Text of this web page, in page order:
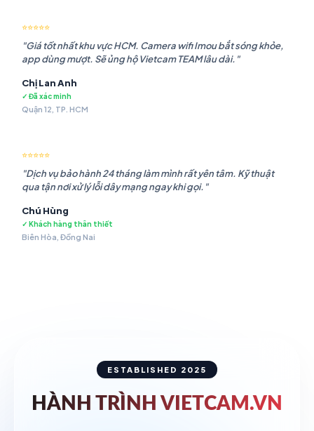
⭐⭐⭐⭐⭐
"Giá tốt nhất khu vực HCM. Camera wifi Imou bắt sóng khỏe,
app dùng mượt. Sẽ ủng hộ Vietcam TEAM lâu dài."
Chị Lan Anh
✓ Đã xác minh
Quận 12, TP. HCM
⭐⭐⭐⭐⭐
"Dịch vụ bảo hành 24 tháng làm mình rất yên tâm. Kỹ thuật
qua tận nơi xử lý lỗi dây mạng ngay khi gọi."
Chú Hùng
✓ Khách hàng thân thiết
Biên Hòa, Đồng Nai
ESTABLISHED 2025
HÀNH TRÌNH VIETCAM.VN